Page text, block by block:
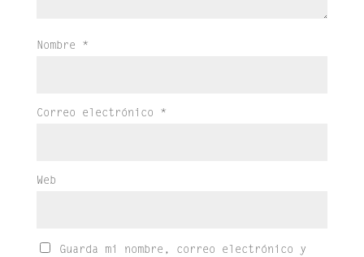
Nombre *
Correo electrónico *
Web
Guarda mi nombre, correo electrónico y